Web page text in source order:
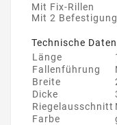
Mit Fix-Rillen
Mit 2
Technische Daten
Länge
Fallenführung
Breite
Dicke
Riegelausschnitt
Farbe